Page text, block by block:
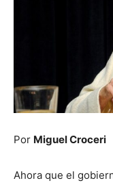
Por Miguel Croceri
Ahora que el